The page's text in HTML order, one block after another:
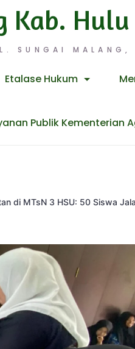
SUNGAI
Kab.
Etalase Hukum
Publik Kementerian
di MTsN 3 HSU: 50 Siswa